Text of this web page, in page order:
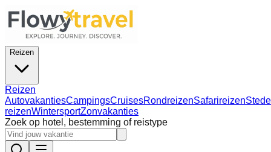
Reizen
Reizen
AutovakantiesCampingsCruisesRondreizenSafarireizen
reizenWintersportZonvakanties
Zoek op hotel, bestemming of reistype